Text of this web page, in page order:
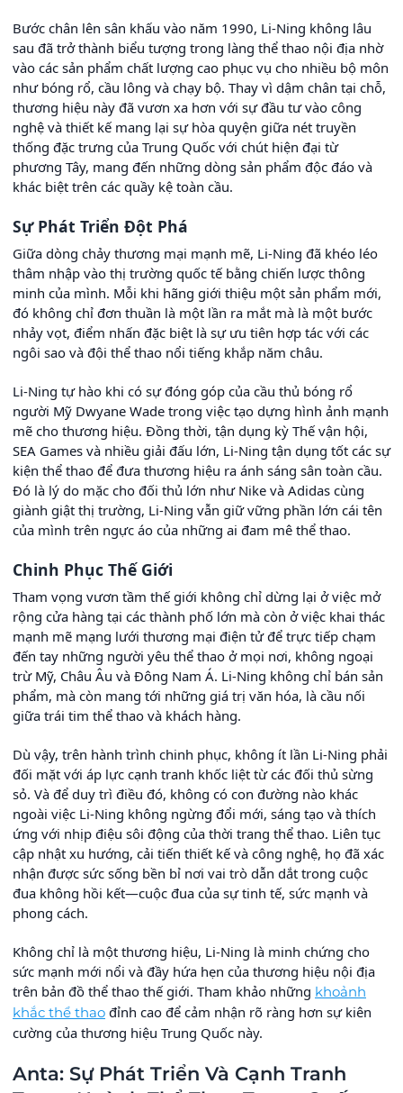
Bước chân lên sân khấu vào năm 1990, Li-Ning không lâu
sau đã trở thành biểu tượng trong làng thể thao nội địa nhờ
vào các sản phẩm chất lượng cao phục vụ cho nhiều bộ môn
như bóng rổ, cầu lông và chạy bộ. Thay vì dậm chân tại chỗ,
thương hiệu này đã vươn xa hơn với sự đầu tư vào công
nghệ và thiết kế mang lại sự hòa quyện giữa nét truyền
thống đặc trưng của Trung Quốc với chút hiện đại từ
phương Tây, mang đến những dòng sản phẩm độc đáo và
khác biệt trên các quầy kệ toàn cầu.
Sự Phát Triển Đột Phá
Giữa dòng chảy thương mại mạnh mẽ, Li-Ning đã khéo léo
thâm nhập vào thị trường quốc tế bằng chiến lược thông
minh của mình. Mỗi khi hãng giới thiệu một sản phẩm mới,
đó không chỉ đơn thuần là một lần ra mắt mà là một bước
nhảy vọt, điểm nhấn đặc biệt là sự ưu tiên hợp tác với các
ngôi sao và đội thể thao nổi tiếng khắp năm châu.
Li-Ning tự hào khi có sự đóng góp của cầu thủ bóng rổ
người Mỹ Dwyane Wade trong việc tạo dựng hình ảnh mạnh
mẽ cho thương hiệu. Đồng thời, tận dụng kỳ Thế vận hội,
SEA Games và nhiều giải đấu lớn, Li-Ning tận dụng tốt các sự
kiện thể thao để đưa thương hiệu ra ánh sáng sân toàn cầu.
Đó là lý do mặc cho đối thủ lớn như Nike và Adidas cùng
giành giật thị trường, Li-Ning vẫn giữ vững phần lớn cái tên
của mình trên ngực áo của những ai đam mê thể thao.
Chinh Phục Thế Giới
Tham vọng vươn tầm thế giới không chỉ dừng lại ở việc mở
rộng cửa hàng tại các thành phố lớn mà còn ở việc khai thác
mạnh mẽ mạng lưới thương mại điện tử để trực tiếp chạm
đến tay những người yêu thể thao ở mọi nơi, không ngoại
trừ Mỹ, Châu Âu và Đông Nam Á. Li-Ning không chỉ bán sản
phẩm, mà còn mang tới những giá trị văn hóa, là cầu nối
giữa trái tim thể thao và khách hàng.
Dù vậy, trên hành trình chinh phục, không ít lần Li-Ning phải
đối mặt với áp lực cạnh tranh khốc liệt từ các đối thủ sừng
sỏ. Và để duy trì điều đó, không có con đường nào khác
ngoài việc Li-Ning không ngừng đổi mới, sáng tạo và thích
ứng với nhịp điệu sôi động của thời trang thể thao. Liên tục
cập nhật xu hướng, cải tiến thiết kế và công nghệ, họ đã xác
nhận được sức sống bền bỉ nơi vai trò dẫn dắt trong cuộc
đua không hồi kết—cuộc đua của sự tinh tế, sức mạnh và
phong cách.
Không chỉ là một thương hiệu, Li-Ning là minh chứng cho
sức mạnh mới nổi và đầy hứa hẹn của thương hiệu nội địa
trên bản đồ thể thao thế giới. Tham khảo những khoảnh
khắc thể thao đỉnh cao để cảm nhận rõ ràng hơn sự kiên
cường của thương hiệu Trung Quốc này.
Anta: Sự Phát Triển Và Cạnh Tranh